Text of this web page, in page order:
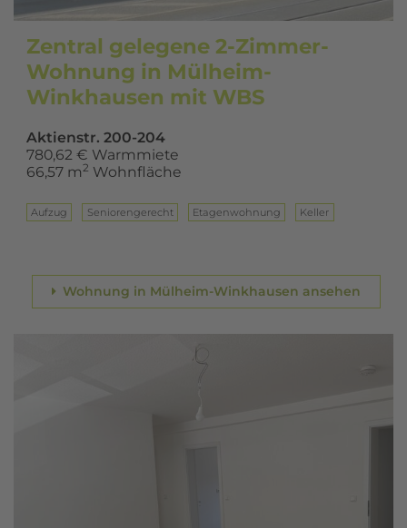
Zentral gelegene 2-Zimmer-
Wohnung in Mülheim-
Winkhausen mit WBS
Aktienstr. 200-204
780,62 € Warmmiete
66,57 m2 Wohnfläche
Aufzug Seniorengerecht Eta­gen­woh­nung Keller
Wohnung in Mülheim-Winkhausen ansehen